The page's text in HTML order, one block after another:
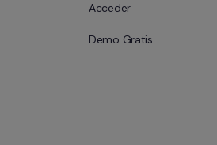
Acceder
Demo Gratis